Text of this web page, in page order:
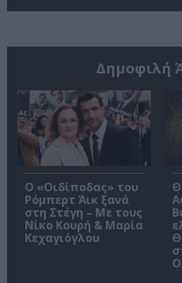
Δημοφιλή
O «Οιδίποδας» του
Ρόμπερτ Άικ ξανά
στη Στέγη – Με τους
Νίκο Κουρή & Μαρία
Κεχαγιόγλου